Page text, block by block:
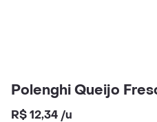
Polenghi Queijo
R$ 12,34 /u